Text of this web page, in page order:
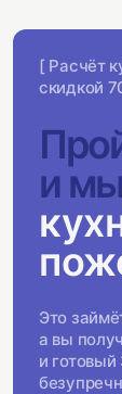
[ Расчёт
скидкой
и мы
Это
а вы
и